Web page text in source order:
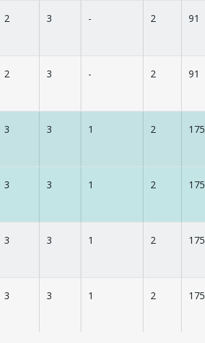
2 3 - 2 91
2 3 - 2 91
3 3 1 2 175
3 3 1 2 175
3 3 1 2 175
3 3 1 2 175